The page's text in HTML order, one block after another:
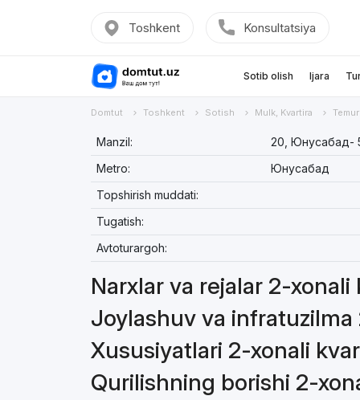
Toshkent Konsultatsiya
Sotib olish Ijara
Domtut Toshkent Sotish Mulk, Kvartira
Manzil:
20, Юнусабад-
Metro:
Юнусабад
Topshirish muddati:
Tugatish:
Avtoturargoh:
Narxlar va rejalar 2-xonali
Joylashuv va
Xususiyatlari 2-xonali
Qurilishning borishi 2-